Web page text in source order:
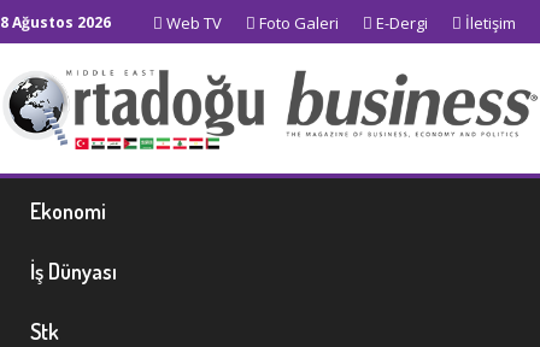
8 Ağustos 2026 Web TV Foto Galeri E-Dergi İletişim
Ekonomi
İş Dünyası
Stk